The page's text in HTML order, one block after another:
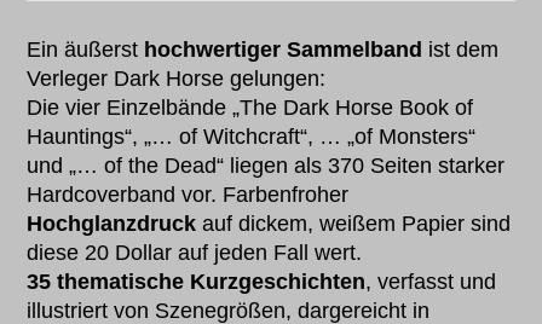
Ein äußerst hochwertiger Sammelband ist dem
Verleger Dark Horse gelungen:
Die vier Einzelbände „The Dark Horse Book of
Hauntings“, „… of Witchcraft“, … „of Monsters“
und „… of the Dead“ liegen als 370 Seiten starker
Hardcoverband vor. Farbenfroher
Hochglanzdruck auf dickem, weißem Papier sind
diese 20 Dollar auf jeden Fall wert.
35 thematische Kurzgeschichten, verfasst und
illustriert von Szenegrößen, dargereicht in